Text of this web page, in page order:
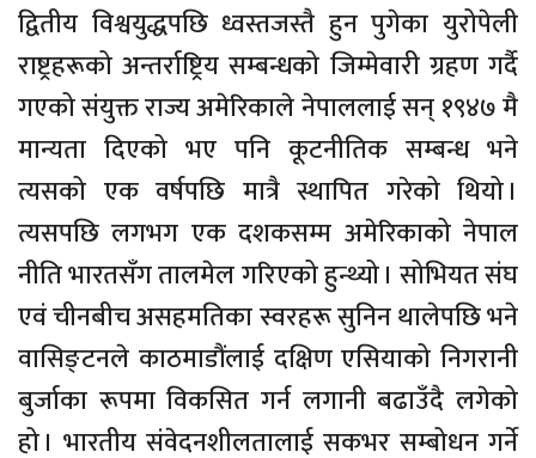
द्वितीय विश्वयुद्धपछि ध्वस्तजस्तै हुन पुगेका युरोपेली
राष्ट्रहरूको अन्तर्राष्ट्रिय सम्बन्धको जिम्मेवारी ग्रहण गर्दै
गएको संयुक्त राज्य अमेरिकाले नेपाललाई सन् १९४७ मै
मान्यता दिएको भए पनि कूटनीतिक सम्बन्ध भने
त्यसको एक वर्षपछि मात्रै स्थापित गरेको थियो ।
त्यसपछि लगभग एक दशकसम्म अमेरिकाको नेपाल
नीति भारतसँग तालमेल गरिएको हुन्थ्यो । सोभियत संघ
एवं चीनबीच असहमतिका स्वरहरू सुनिन थालेपछि भने
वासिङ्टनले काठमाडौंलाई दक्षिण एसियाको निगरानी
बुर्जाका रूपमा विकसित गर्न लगानी बढाउँदै लगेको
हो । भारतीय संवेदनशीलतालाई सकभर सम्बोधन गर्ने